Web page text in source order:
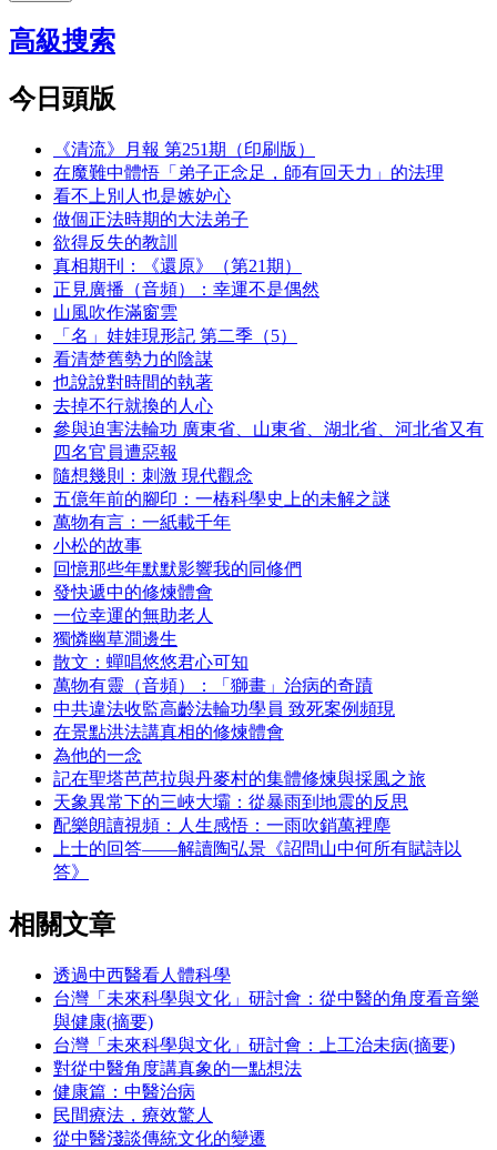
高級搜索
今日頭版
《清流》月報 第251期（印刷版）
在魔難中體悟「弟子正念足，師有回天力」的法理
看不上別人也是嫉妒心
做個正法時期的大法弟子
欲得反失的教訓
真相期刊：《還原》（第21期）
正見廣播（音頻）：幸運不是偶然
山風吹作滿窗雲
「名」娃娃現形記 第二季（5）
看清楚舊勢力的陰謀
也說說對時間的執著
去掉不行就換的人心
參與迫害法輪功 廣東省、山東省、湖北省、河北省又有
四名官員遭惡報
隨想幾則：刺激 現代觀念
五億年前的腳印：一樁科學史上的未解之謎
萬物有言：一紙載千年
小松的故事
回憶那些年默默影響我的同修們
發快遞中的修煉體會
一位幸運的無助老人
獨憐幽草澗邊生
散文：蟬唱悠悠君心可知
萬物有靈（音頻）：「獅畫」治病的奇蹟
中共違法收監高齡法輪功學員 致死案例頻現
在景點洪法講真相的修煉體會
為他的一念
記在聖塔芭芭拉與丹麥村的集體修煉與採風之旅
天象異常下的三峽大壩：從暴雨到地震的反思
配樂朗讀視頻：人生感悟：一雨吹銷萬裡塵
上士的回答——解讀陶弘景《詔問山中何所有賦詩以
答》
相關文章
透過中西醫看人體科學
台灣「未來科學與文化」研討會：從中醫的角度看音樂
與健康(摘要)
台灣「未來科學與文化」研討會：上工治未病(摘要)
對從中醫角度講真象的一點想法
健康篇：中醫治病
民間療法，療效驚人
從中醫淺談傳統文化的變遷